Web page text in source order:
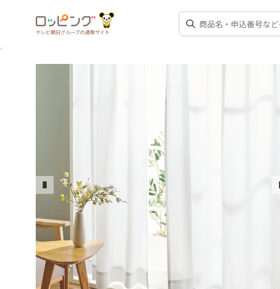
テレビ朝日グループの通販サイト
前のスライド